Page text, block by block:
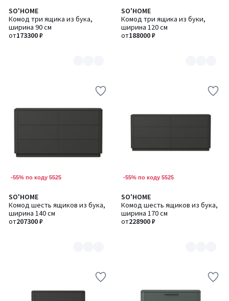
SO'HOME
Комод три ящика из бука,
ширина 90 см
от173300 ₽
Количество
цветов:
6
SO'HOME
Комод три ящика из буки,
ширина 120 см
от188000 ₽
Количество
цветов:
6
-55% по коду 5525
SO'HOME
Комод шесть ящиков из бука,
ширина 140 см
от207300 ₽
Количество
цветов:
6
-55% по коду 5525
SO'HOME
Комод шесть ящиков из бука,
ширина 170 см
от228900 ₽
Количество
цветов:
6